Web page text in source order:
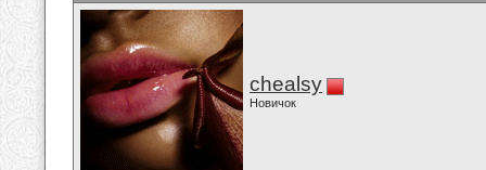
chealsy
Новичок